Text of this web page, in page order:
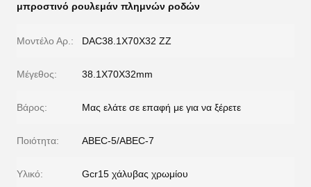
μπροστινό ρουλεμάν πλημνών ροδών
Μοντέλο Αρ.: DAC38.1X70X32 ZZ
Μέγεθος: 38.1X70X32mm
Βάρος: Μας ελάτε σε επαφή με για να ξέρετε
Ποιότητα: ABEC-5/ABEC-7
Υλικό: Gcr15 χάλυβας χρωμίου